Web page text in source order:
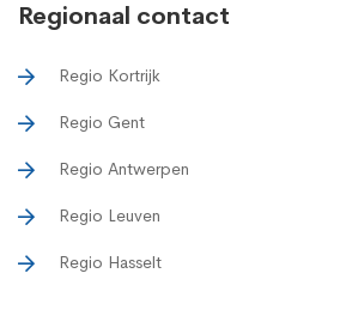
Regionaal contact
Regio Kortrijk
Regio Gent
Regio Antwerpen
Regio Leuven
Regio Hasselt